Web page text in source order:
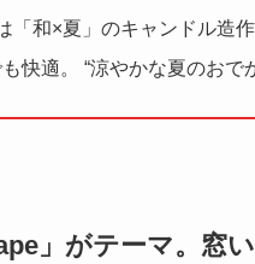
「和×夏」のキャンドル造作
快適。 “涼やかな夏のおで
」がテーマ。窓